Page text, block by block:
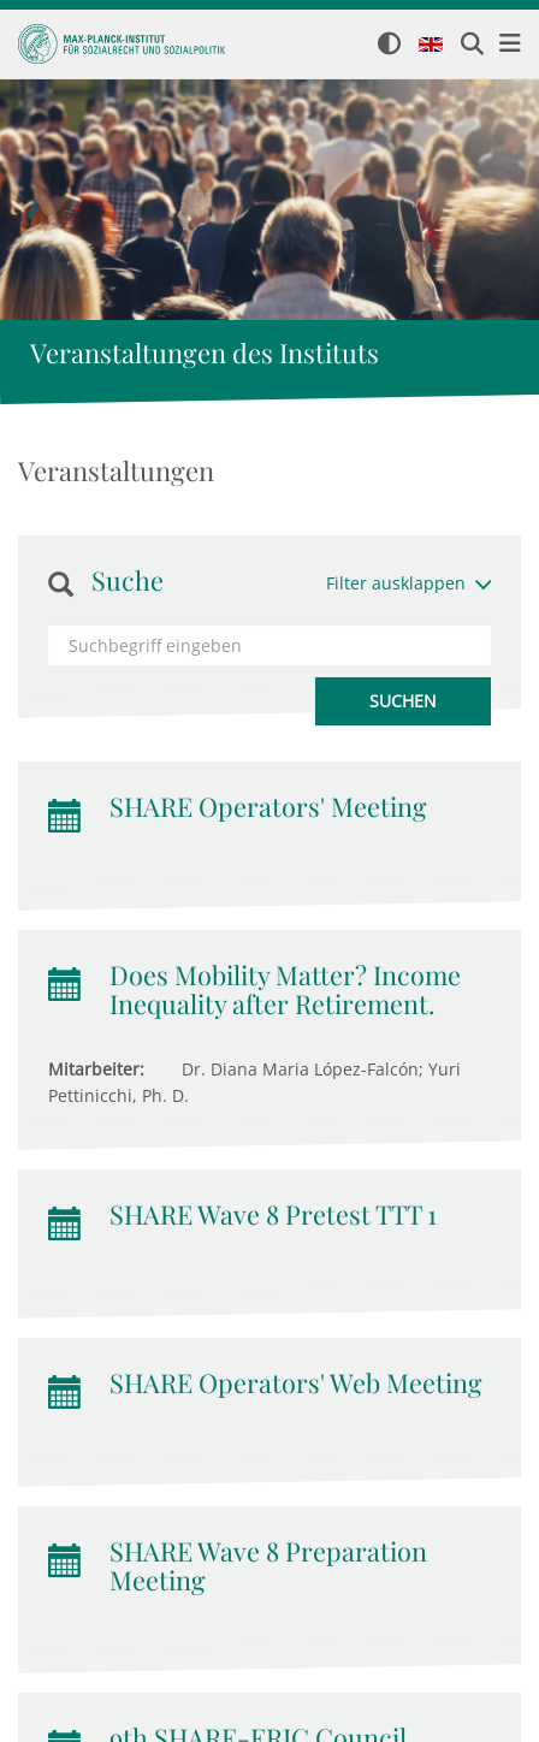
Veranstaltungen des Instituts
Veranstaltungen
Suche Filter ausklappen
SHARE Operators' Meeting
Does Mobility Matter? Income
Inequality after Retirement.
Mitarbeiter:
Dr. Diana Maria López-Falcón; Yuri
Pettinicchi, Ph. D.
SHARE Wave 8 Pretest TTT 1
SHARE Operators' Web Meeting
SHARE Wave 8 Preparation
Meeting